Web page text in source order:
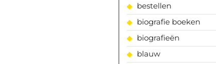
bestellen
biografie boeken
biografieën
blauw